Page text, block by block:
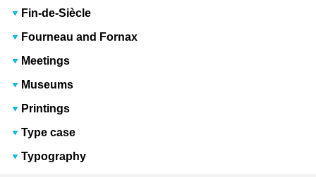
Fin-de-Siècle
Fourneau and Fornax
Meetings
Museums
Printings
Type case
Typography